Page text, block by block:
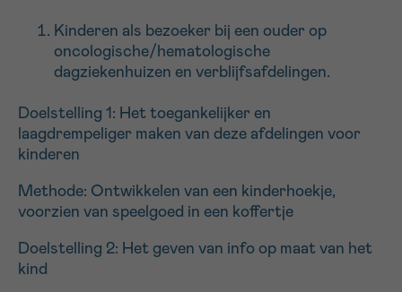
Kinderen als bezoeker bij een ouder op
oncologische/hematologische
dagziekenhuizen en verblijfsafdelingen.
Doelstelling 1: Het toegankelijker en
laagdrempeliger maken van deze afdelingen voor
kinderen
Methode: Ontwikkelen van een kinderhoekje,
voorzien van speelgoed in een koffertje
Doelstelling 2: Het geven van info op maat van het
kind
MIJN VRAAG
Ik aanvaard degebruiksvoorwaarden
*VERPLICHT VELD